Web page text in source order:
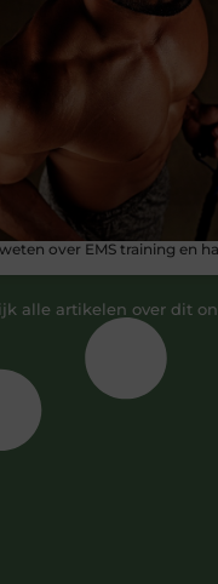
over EMS training en
alle artikelen over dit